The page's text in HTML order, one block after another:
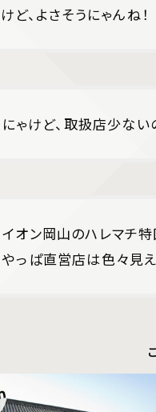
ど、よさそうにゃんね！
ゃけど、取扱店少な
イオン岡山のハレマチ
やっぱ直営店は色々見